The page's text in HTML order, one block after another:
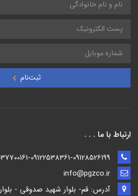
ثبت‌نام
ارتباط با ما . . .
آدرس: قم- بلوار شهید صدوقی - بلوار قائم -